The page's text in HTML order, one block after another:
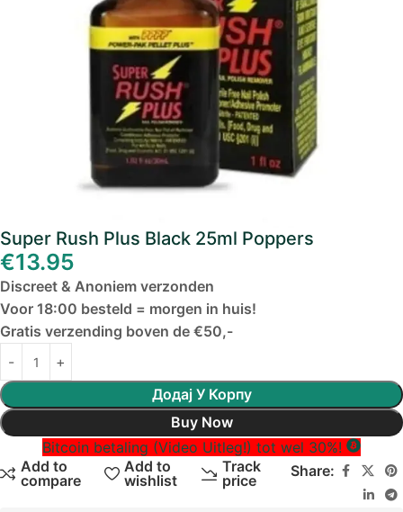
Super Rush Plus Black 25ml Poppers
€13.95
Discreet & Anoniem verzonden
Voor 18:00 besteld = morgen in huis!
Gratis verzending boven de €50,-
Додај У Корпу
Buy Now
Bitcoin betaling (Video Uitleg!) tot wel 30%!
Add to
compare
Add to
wishlist
Track
price
Share: